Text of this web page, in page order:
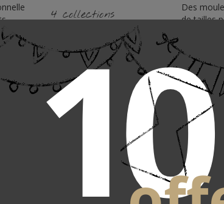
10
dans
4 collections
DÉCOUVRIR
Des
de tailles
préférés.
pour des
avec tout
pour la